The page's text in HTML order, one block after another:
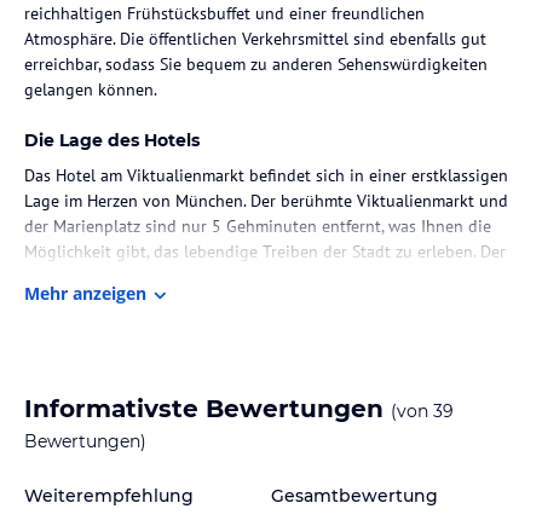
reichhaltigen Frühstücksbuffet und einer freundlichen
Atmosphäre. Die öffentlichen Verkehrsmittel sind ebenfalls gut
erreichbar, sodass Sie bequem zu anderen Sehenswürdigkeiten
gelangen können.
Die Lage des Hotels
Das Hotel am Viktualienmarkt befindet sich in einer erstklassigen
Lage im Herzen von München. Der berühmte Viktualienmarkt und
der Marienplatz sind nur 5 Gehminuten entfernt, was Ihnen die
Möglichkeit gibt, das lebendige Treiben der Stadt zu erleben. Der
Straßenbahnhaltestellen entfernt, was eine bequeme Anreise
Zimmer / Unterbringung im Hotel
renoviert und bieten daher modernen Komfort. Jedes Zimmer
Mehr anzeigen
Informativste Bewertungen (von 39
Bewertungen)
Weiterempfehlung Gesamtbewertung